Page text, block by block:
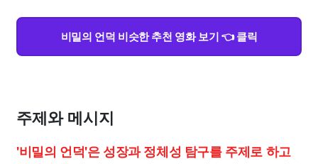
비밀의 언덕 비슷한 추천 영화 보기 👈 클릭
주제와 메시지
'비밀의 언덕'은 성장과 정체성 탐구를 주제로 하고